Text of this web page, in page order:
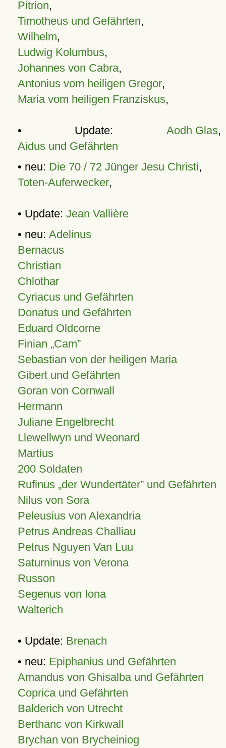
Pitrion,
Timotheus und Gefährten,
Wilhelm,
Ludwig Kolumbus,
Johannes von Cabra,
Antonius vom heiligen Gregor,
Maria vom heiligen Franziskus,
• Update: Aodh Glas,
Aidus und Gefährten
• neu: Die 70 / 72 Jünger Jesu Christi,
Toten-Auferwecker,
• Update: Jean Vallière
• neu: Adelinus
Bernacus
Christian
Chlothar
Cyriacus und Gefährten
Donatus und Gefährten
Eduard Oldcorne
Finian Cam
Sebastian von der heiligen Maria
Gibert und Gefährten
Goran von Cornwall
Hermann
Juliane Engelbrecht
Llewellwyn und Weonard
Martius
200 Soldaten
Rufinus „der Wundertäter” und Gefährten
Nilus von Sora
Peleusius von Alexandria
Petrus Andreas Challiau
Petrus Nguyen Van Luu
Saturninus von Verona
Russon
Segenus von Iona
Walterich
• Update: Brenach
• neu: Epiphanius und Gefährten
Amandus von Ghisalba und Gefährten
Coprica und Gefährten
Balderich von Utrecht
Berthanc von Kirkwall
Brychan von Brycheiniog